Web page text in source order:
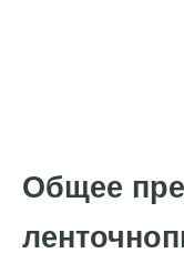
Общее